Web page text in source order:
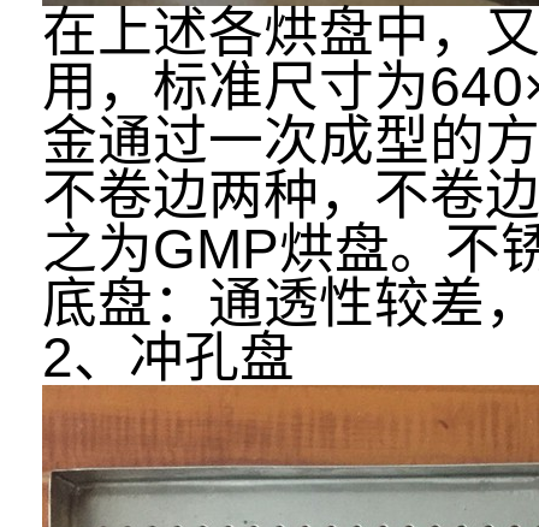
在上述各烘盘中，
用，标准尺寸为
金通过一次成型的
不卷边两种，不卷
之为GMP烘盘。不
底盘：通透性较差
2、冲孔盘